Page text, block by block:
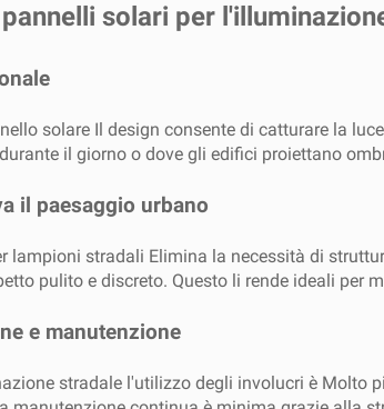
solari per
solare Il design consente di catturare la
il giorno o dove gli edifici proiettano
il paesaggio urbano
lampioni stradali Elimina la necessità di
pulito e discreto. Questo li rende ideali per
e manutenzione
stradale l'utilizzo degli involucri è Molto